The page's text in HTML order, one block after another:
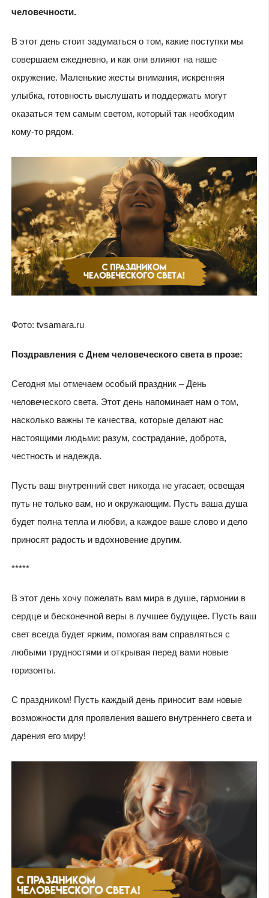
человечности.
В этот день стоит задуматься о том, какие поступки мы
совершаем ежедневно, и как они влияют на наше
окружение. Маленькие жесты внимания, искренняя
улыбка, готовность выслушать и поддержать могут
оказаться тем самым светом, который так необходим
кому-то рядом.
Фото: tvsamara.ru
Поздравления с Днем человеческого света в прозе:
Сегодня мы отмечаем особый праздник – День
человеческого света. Этот день напоминает нам о том,
насколько важны те качества, которые делают нас
настоящими людьми: разум, сострадание, доброта,
честность и надежда.
Пусть ваш внутренний свет никогда не угасает, освещая
путь не только вам, но и окружающим. Пусть ваша душа
будет полна тепла и любви, а каждое ваше слово и дело
приносят радость и вдохновение другим.
*****
В этот день хочу пожелать вам мира в душе, гармонии в
сердце и бесконечной веры в лучшее будущее. Пусть ваш
свет всегда будет ярким, помогая вам справляться с
любыми трудностями и открывая перед вами новые
горизонты.
С праздником! Пусть каждый день приносит вам новые
возможности для проявления вашего внутреннего света и
дарения его миру!